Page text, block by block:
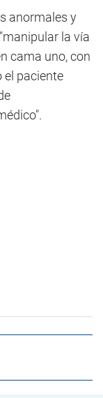
anormales y
la vía
cama uno, con
el paciente